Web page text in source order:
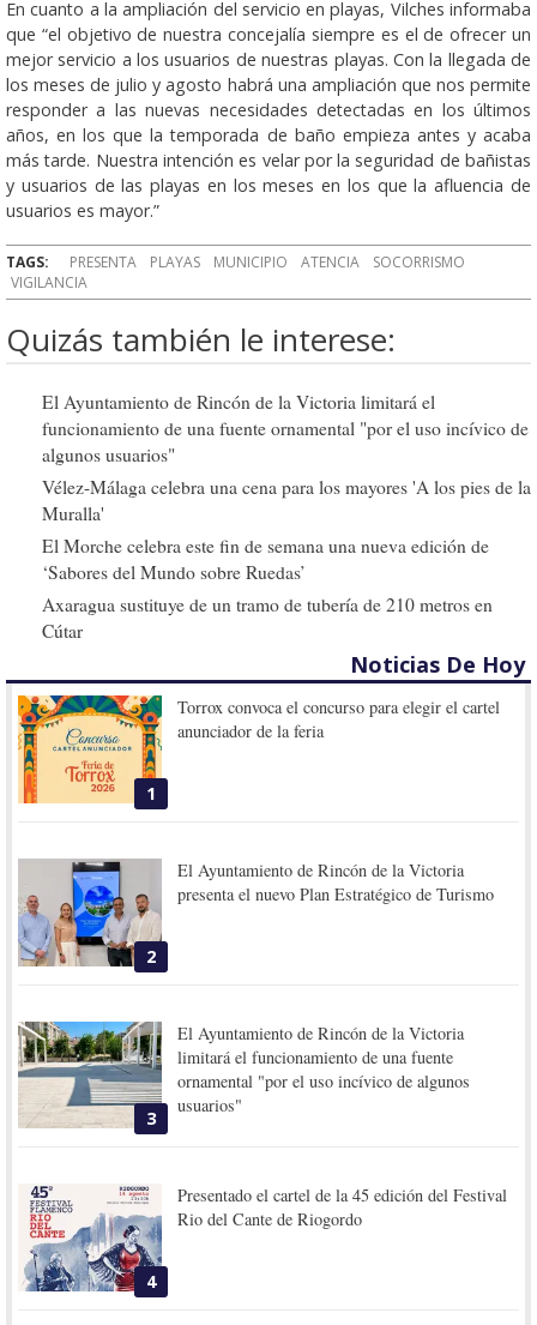
En cuanto a la ampliación del servicio en playas, Vilches informaba
que “el objetivo de nuestra concejalía siempre es el de ofrecer un
mejor servicio a los usuarios de nuestras playas. Con la llegada de
los meses de julio y agosto habrá una ampliación que nos permite
responder a las nuevas necesidades detectadas en los últimos
años, en los que la temporada de baño empieza antes y acaba
más tarde. Nuestra intención es velar por la seguridad de bañistas
y usuarios de las playas en los meses en los que la afluencia de
usuarios es mayor.”
TAGS: PRESENTA PLAYAS MUNICIPIO ATENCIA
SOCORRISMO
VIGILANCIA
Quizás también le interese:
El Ayuntamiento de Rincón de la Victoria limitará el
funcionamiento de una fuente ornamental "por el uso incívico de
algunos usuarios"
Vélez-Málaga celebra una cena para los mayores 'A los pies de la
Muralla'
El Morche celebra este fin de semana una nueva edición de
‘Sabores del Mundo sobre Ruedas’
Axaragua sustituye de un tramo de tubería de 210 metros en
Cútar
Noticias De Hoy
1
Torrox convoca el concurso para elegir el cartel
anunciador de la feria
2
El Ayuntamiento de Rincón de la Victoria
presenta el nuevo Plan Estratégico de Turismo
3
El Ayuntamiento de Rincón de la Victoria
limitará el funcionamiento de una fuente
ornamental "por el uso incívico de algunos
usuarios"
4
Presentado el cartel de la 45 edición del Festival
Rio del Cante de Riogordo